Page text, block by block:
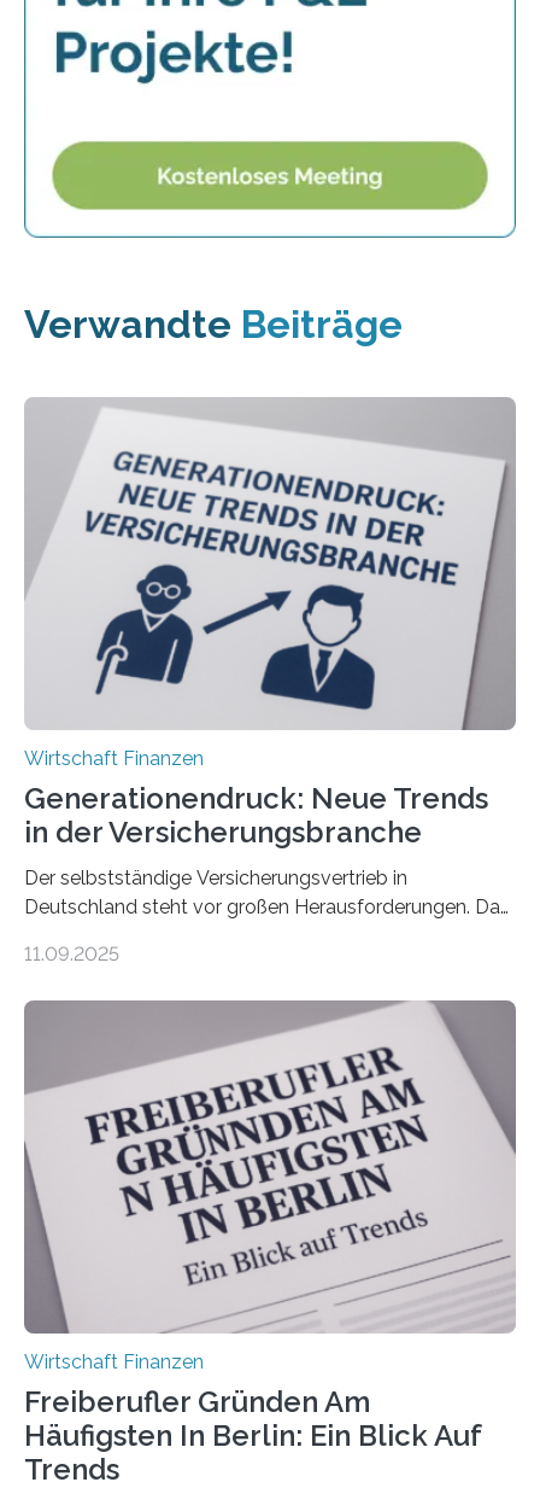
Verwandte Beiträge
Wirtschaft Finanzen
Generationendruck: Neue Trends
in der Versicherungsbranche
Der selbstständige Versicherungsvertrieb in
Deutschland steht vor großen Herausforderungen. Das
Dr. Matthias Beenken und Prof. Dr. Lukas Linnenbrink
Bundesverbands Deutscher Versicherungskaufleute e.V.
durchgeführt haben. Die Studie basiert auf den
Antworten von 1.440 selbstständigen
Versicherungsvertreter*innen und -makler*innen. Ein
Ergebnis: Deutlich mehr als die Hälfte der Befragten ist
über 50 Jahre alt und wird in den nächsten Jahren eine
Nachfolgeregelung benötigen. Aber nur ein Drittel hat
bereits Regelungen…
11.09.2025
Wirtschaft Finanzen
Freiberufler Gründen Am
Häufigsten In Berlin: Ein Blick Auf
Trends